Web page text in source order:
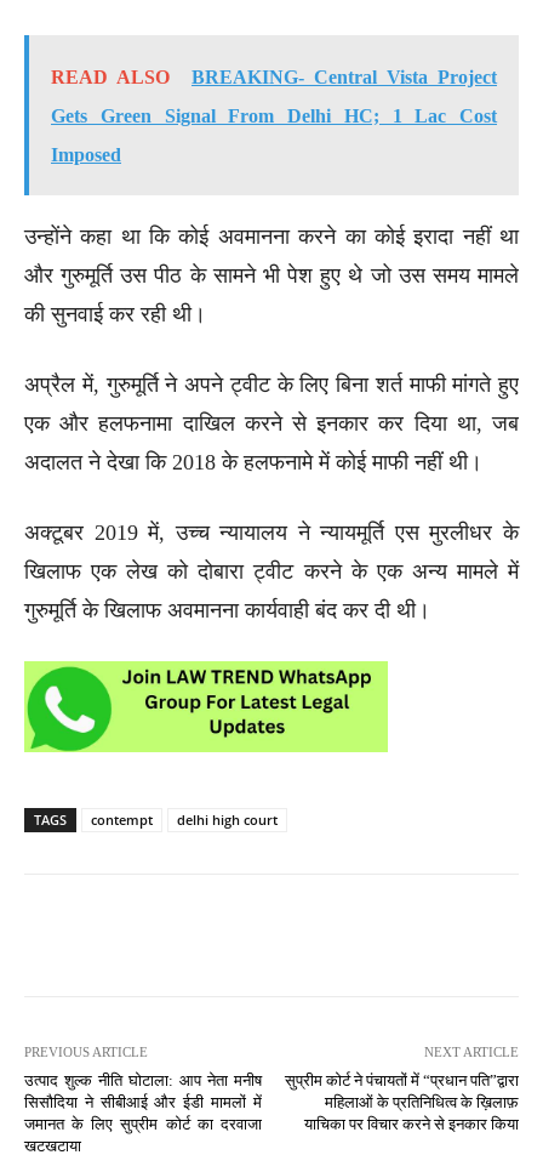
READ ALSO
BREAKING- Central Vista Project
Gets Green Signal From Delhi HC; 1 Lac Cost
Imposed
उन्होंने कहा था कि कोई अवमानना करने का कोई इरादा नहीं था
और गुरुमूर्ति उस पीठ के सामने भी पेश हुए थे जो उस समय मामले
की सुनवाई कर रही थी।
अप्रैल में, गुरुमूर्ति ने अपने ट्वीट के लिए बिना शर्त माफी मांगते हुए
एक और हलफनामा दाखिल करने से इनकार कर दिया था, जब
अदालत ने देखा कि 2018 के हलफनामे में कोई माफी नहीं थी।
अक्टूबर 2019 में, उच्च न्यायालय ने न्यायमूर्ति एस मुरलीधर के
खिलाफ एक लेख को दोबारा ट्वीट करने के एक अन्य मामले में
गुरुमूर्ति के खिलाफ अवमानना कार्यवाही बंद कर दी थी।
TAGS contempt delhi high court
PREVIOUS ARTICLE
उत्पाद शुल्क नीति घोटाला: आप नेता मनीष
सिसौदिया ने सीबीआई और ईडी मामलों में
जमानत के लिए सुप्रीम कोर्ट का दरवाजा
खटखटाया
NEXT ARTICLE
सुप्रीम कोर्ट ने पंचायतों में “प्रधान पति”द्वारा
महिलाओं के प्रतिनिधित्व के ख़िलाफ़
याचिका पर विचार करने से इनकार किया